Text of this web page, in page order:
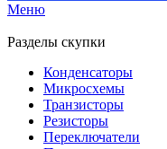
Меню
Разделы скупки
Конденсаторы
Микросхемы
Транзисторы
Резисторы
Переключатели